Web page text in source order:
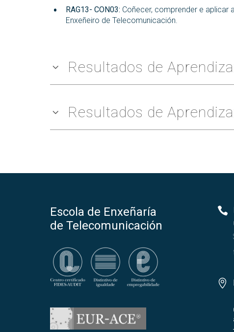
RAG13- CON03: Coñecer, comprender e aplicar
Enxeñeiro de Telecomunicación.
Resultados de
Resultados de
Escola de Enxeñaría
de Telecomunicación